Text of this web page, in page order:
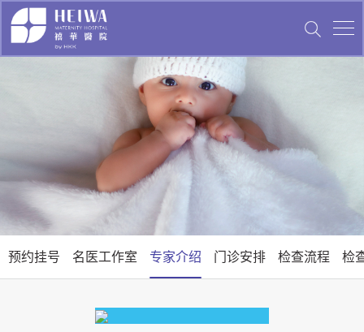
预约挂号 名医工作室 专家介绍 门诊安排 检查流程 检